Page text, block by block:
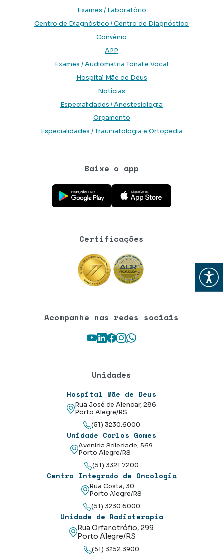
Abrir
Exames / Laboratório
Centro de Diagnóstico / Centro de Diagnóstico
Convênio
APP
Exames / Audiometria Tonal e Vocal
Hospital Mãe de Deus
Notícias
Especialidades / Anestesiologia
Orçamento
Especialidades / Traumatologia e Ortopedia
Baixe o app
Baixe o aplicativo na Google Play Store
Baixe o aplicativo na App Store
Certificações
Acompanhe nas redes sociais
Youtube
LinkedIn
Facebook
Instagram
WhatsApp
Unidades
Hospital Mãe de Deus
Rua José de Alencar, 286
Porto Alegre/RS
(51) 3230.6000
Unidade Carlos Gomes
Avenida Soledade, 569
Porto Alegre/RS
(51) 3321.7200
Centro Integrado de Oncologia
Rua Costa, 30
Porto Alegre/RS
(51) 3230.6000
Unidade de Radioterapia
Rua Orfanotrófio, 299
Porto Alegre/RS
(51) 3252.3900